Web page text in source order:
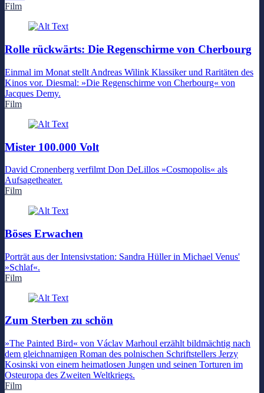
Film
Rolle rückwärts: Die Regenschirme von Cherbourg
Einmal im Monat stellt Andreas Wilink Klassiker und Raritäten des
Kinos vor. Diesmal: »Die Regenschirme von Cherbourg« von
Jacques Demy.
Film
Mister 100.000 Volt
David Cronenberg verfilmt Don DeLillos »Cosmopolis« als
Aufsagetheater.
Film
Böses Erwachen
Porträt aus der Intensivstation: Sandra Hüller in Michael Venus'
»Schlaf«.
Film
Zum Sterben zu schön
»The Painted Bird« von Václav Marhoul erzählt bildmächtig nach
dem gleichnamigen Roman des polnischen Schriftstellers Jerzy
Kosinski von einem heimatlosen Jungen und seinen Torturen im
Osteuropa des Zweiten Weltkriegs.
Film